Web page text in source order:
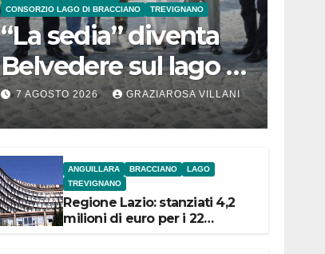
CONSORZIO LAGO DI BRACCIANO
TREVIGNANO
“La sedia” diventa
Belvedere sul lago di
Bracciano: ieri
l’inaugurazione
7 AGOSTO 2026 GRAZIAROSA VILLANI
ANGUILLARA BRACCIANO
LAGO
TREVIGNANO
Regione Lazio: stanziati 4,2
milioni di euro per i 22